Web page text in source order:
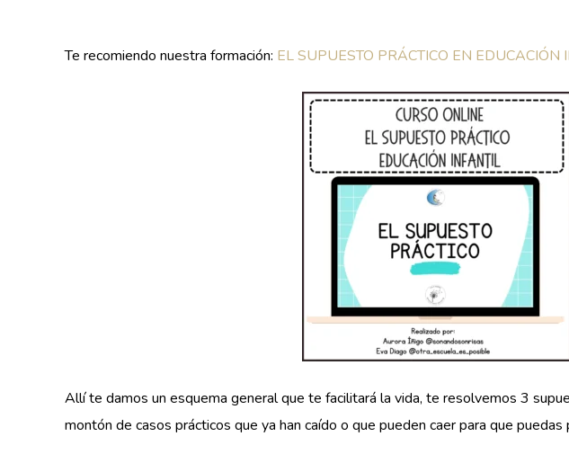
Te recomiendo nuestra formación: EL SUPUESTO PRÁCTICO EN EDUCACIÓN
Allí te damos un esquema general que te facilitará la vida, te resolvemos 3
montón de casos prácticos que ya han caído o que pueden caer para que puedas